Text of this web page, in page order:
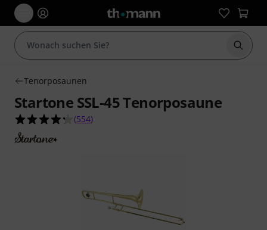
Suche
Tenorposaunen
Startone SSL-45 Tenorposaune
4.3 von 5 Sternen aus 554 Kundenbewertungen
(554)